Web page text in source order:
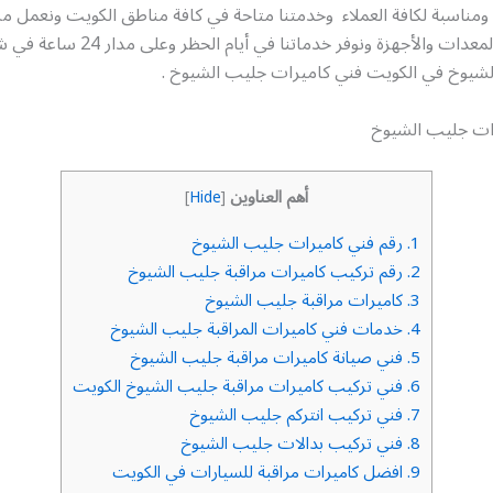
ومناسبة لكافة العملاء وخدمتنا متاحة في كافة مناطق الكويت
مجهز بأحدث المعدات والأجهزة ونوفر
في الكويت فني كاميرات جليب الشيوخ .
جليب الشيوخ
أهم العناوين [
Hide
]
1. رقم فني كاميرات جليب الشيوخ
2. رقم تركيب كاميرات مراقبة جليب الشيوخ
3. كاميرات مراقبة جليب الشيوخ
4. خدمات فني كاميرات المراقبة جليب الشيوخ
5. فني صيانة كاميرات مراقبة جليب الشيوخ
6. فني تركيب كاميرات مراقبة جليب الشيوخ الكويت
7. فني تركيب انتركم جليب الشيوخ
8. فني تركيب بدالات جليب الشيوخ
9. افضل كاميرات مراقبة للسيارات في الكويت